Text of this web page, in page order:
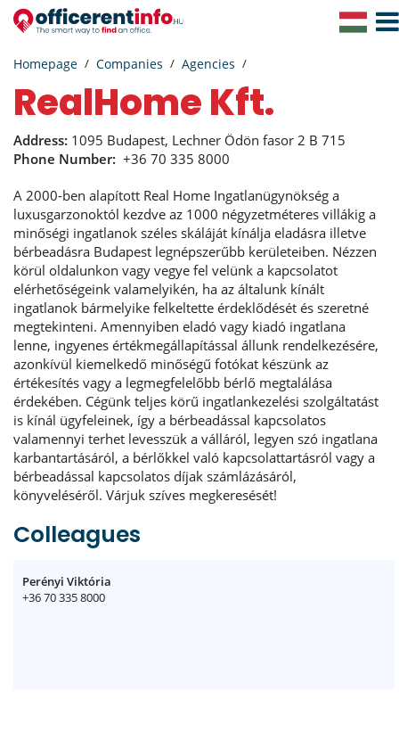
Homepage Companies Agencies
RealHome Kft.
Address: 1095 Budapest, Lechner Ödön fasor 2 B 715
Phone Number: +36 70 335 8000
A 2000-ben alapított Real Home Ingatlanügynökség a
luxusgarzonoktól kezdve az 1000 négyzetméteres villákig a
minőségi ingatlanok széles skáláját kínálja eladásra illetve
bérbeadásra Budapest legnépszerűbb kerületeiben. Nézzen
körül oldalunkon vagy vegye fel velünk a kapcsolatot
elérhetőségeink valamelyikén, ha az általunk kínált
ingatlanok bármelyike felkeltette érdeklődését és szeretné
megtekinteni. Amennyiben eladó vagy kiadó ingatlana
lenne, ingyenes értékmegállapítással állunk rendelkezésére,
azonkívül kiemelkedő minőségű fotókat készünk az
értékesítés vagy a legmegfelelőbb bérlő megtalálása
érdekében. Cégünk teljes körű ingatlankezelési szolgáltatást
is kínál ügyfeleinek, így a bérbeadással kapcsolatos
valamennyi terhet levesszük a válláról, legyen szó ingatlana
karbantartásáról, a bérlőkkel való kapcsolattartásról vagy a
bérbeadással kapcsolatos díjak számlázásáról,
könyveléséről. Várjuk szíves megkeresését!
Colleagues
Perényi Viktória
+36 70 335 8000